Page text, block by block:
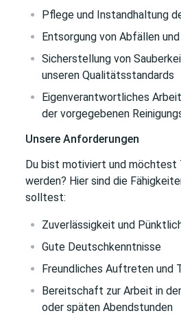
Pflege und Instandhaltung
Entsorgung von Abfällen
Sicherstellung von
unseren Qualitätsstandards
Eigenverantwortliches
der vorgegebenen
Unsere Anforderungen
Du bist motiviert und möchtest
werden? Hier sind die
solltest:
Zuverlässigkeit und
Gute Deutschkenntnisse
Freundliches Auftreten und
Bereitschaft zur Arbeit in
oder späten Abendstunden